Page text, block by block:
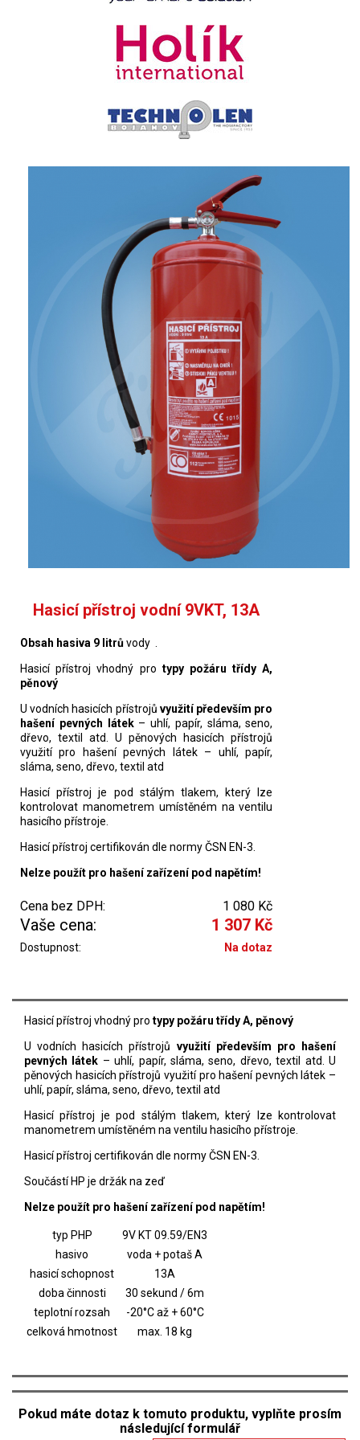
Hasicí přístroj vodní 9VKT, 13A
Obsah hasiva 9 litrůvody .
Hasicí přístroj vhodný pro typy požáru třídy A,
pěnový
U vodních hasicích přístrojů využití především pro
hašení pevných látek– uhlí, papír, sláma, seno,
dřevo, textil atd. U pěnových hasicích přístrojů
využití pro hašení pevných látek – uhlí, papír,
sláma, seno, dřevo, textil atd
Hasicí přístroj je pod stálým tlakem, který lze
kontrolovat manometrem umístěném na ventilu
hasicího přístroje.
Hasicí přístroj certifikován dle normy ČSN EN-3.
Nelze použít pro hašení zařízení pod napětím!
Cena bez DPH: 1 080 Kč
Vaše cena: 1 307 Kč
Dostupnost: Na dotaz
Hasicí přístroj vhodný pro typy požáru třídy A, pěnový
U vodních hasicích přístrojů využití především pro hašení
pevných látek – uhlí, papír, sláma, seno, dřevo, textil atd. U
pěnových hasicích přístrojů využití pro hašení pevných látek –
uhlí, papír, sláma, seno, dřevo, textil atd
Hasicí přístroj je pod stálým tlakem, který lze kontrolovat
manometrem umístěném na ventilu hasicího přístroje.
Hasicí přístroj certifikován dle normy ČSN EN-3.
Součástí HP je držák na zeď
Nelze použít pro hašení zařízení pod napětím!
typ PHP
9V KT 09.59/EN3
hasivo
voda + potaš A
hasicí schopnost
13A
doba činnosti
30 sekund / 6m
teplotní rozsah
-20°C až + 60°C
celková hmotnost
max. 18 kg
Pokud máte dotaz k tomuto produktu, vyplňte prosím
následující formulář